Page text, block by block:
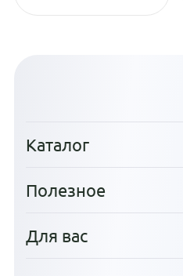
Каталог
Полезное
Для вас